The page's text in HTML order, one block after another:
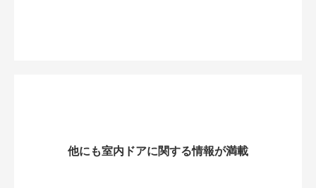
他にも室内ドアに関する情報が満載